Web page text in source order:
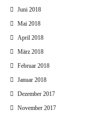
Juni 2018
Mai 2018
April 2018
März 2018
Februar 2018
Januar 2018
Dezember 2017
November 2017